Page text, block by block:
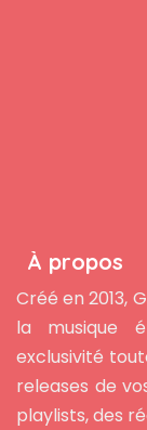
À propos
Créé en 2013,
la musique
exclusivité
releases de
playlists, des